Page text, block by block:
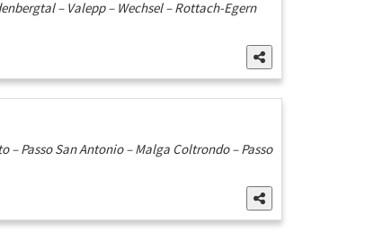
– Valepp – Wechsel – Rottach-Egern
Passo San Antonio – Malga Coltrondo – Passo